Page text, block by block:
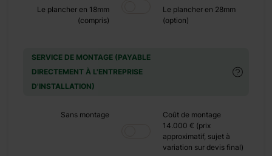
Le plancher en 18mm
(compris)
Le plancher en 28mm
(option)
SERVICE DE MONTAGE (PAYABLE
DIRECTEMENT À L'ENTREPRISE
D'INSTALLATION)
Sans montage
Coût de montage
14.000 € (prix
approximatif, sujet à
variation sur devis final)
+ 0 €
+ 480 €
+ 0 €